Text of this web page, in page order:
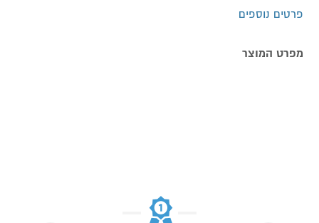
פרטים נוספים
מפרט המוצר